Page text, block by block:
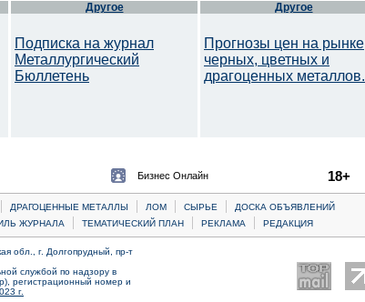
Другое
Подписка на журнал
Металлургический
Бюллетень
Другое
Прогнозы цен на рынке
черных, цветных и
драгоценных металлов.
Бизнес Онлайн 18+
| ДРАГОЦЕННЫЕ МЕТАЛЛЫ | ЛОМ | CЫРЬЕ |
ДОСКА ОБЪЯВЛЕНИЙ
ЖУРНАЛА | ТЕМАТИЧЕСКИЙ ПЛАН | РЕКЛАМА | РЕДАКЦИЯ
обл., г. Долгопрудный, пр-т
службой по надзору в
регистрационный номер и
г.